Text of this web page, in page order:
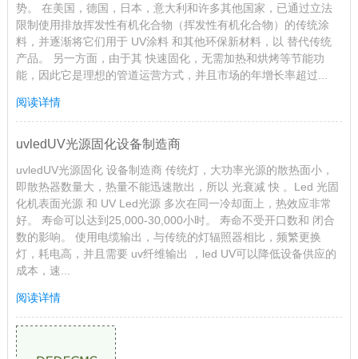
势。 在美国，德国，日本，意大利和许多其他国家，已通过立法
限制使用排放挥发性有机化合物（挥发性有机化合物）的传统涂
料，并逐渐将它们用于 UV涂料 和其他环保新材料，以 替代传统
产品。 另一方面，由于其 快速固化，无需加热和烘烤等节能功
能，因此它是理想的管道运营方式，并且市场的年增长率超过...
阅读详情
uvledUV光源固化设备制造商
uvledUV光源固化 设备制造商 传统灯，大功率光源的散热面小，
即散热器数量大，热量不能迅速散出，所以 光衰减 快 。Led 光固
化机表面光源 和 UV Led光源 多次在同一冷却面上，热效应非常
好。 寿命可以达到25,000-30,000小时。 寿命不受开口数和 闭合
数的影响。 使用电缆输出，与传统的灯辐照器相比，频繁更换
灯，耗电高，并且需要 uv纤维输出 ，led UV可以降低设备供应的
成本，速...
阅读详情